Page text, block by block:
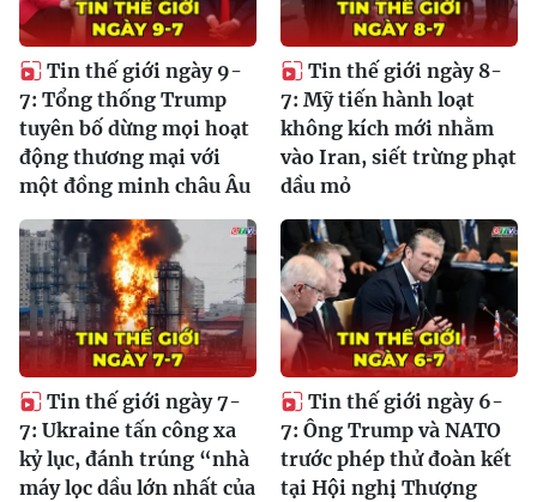
Tin thế giới ngày 9-
7: Tổng thống Trump
tuyên bố dừng mọi hoạt
động thương mại với
một đồng minh châu Âu
Tin thế giới ngày 8-
7: Mỹ tiến hành loạt
không kích mới nhằm
vào Iran, siết trừng phạt
dầu mỏ
Tin thế giới ngày 7-
7: Ukraine tấn công xa
kỷ lục, đánh trúng “nhà
máy lọc dầu lớn nhất của
Tin thế giới ngày 6-
7: Ông Trump và NATO
trước phép thử đoàn kết
tại Hội nghị Thượng